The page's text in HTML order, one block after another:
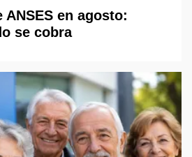
ANSES en agosto:
se cobra